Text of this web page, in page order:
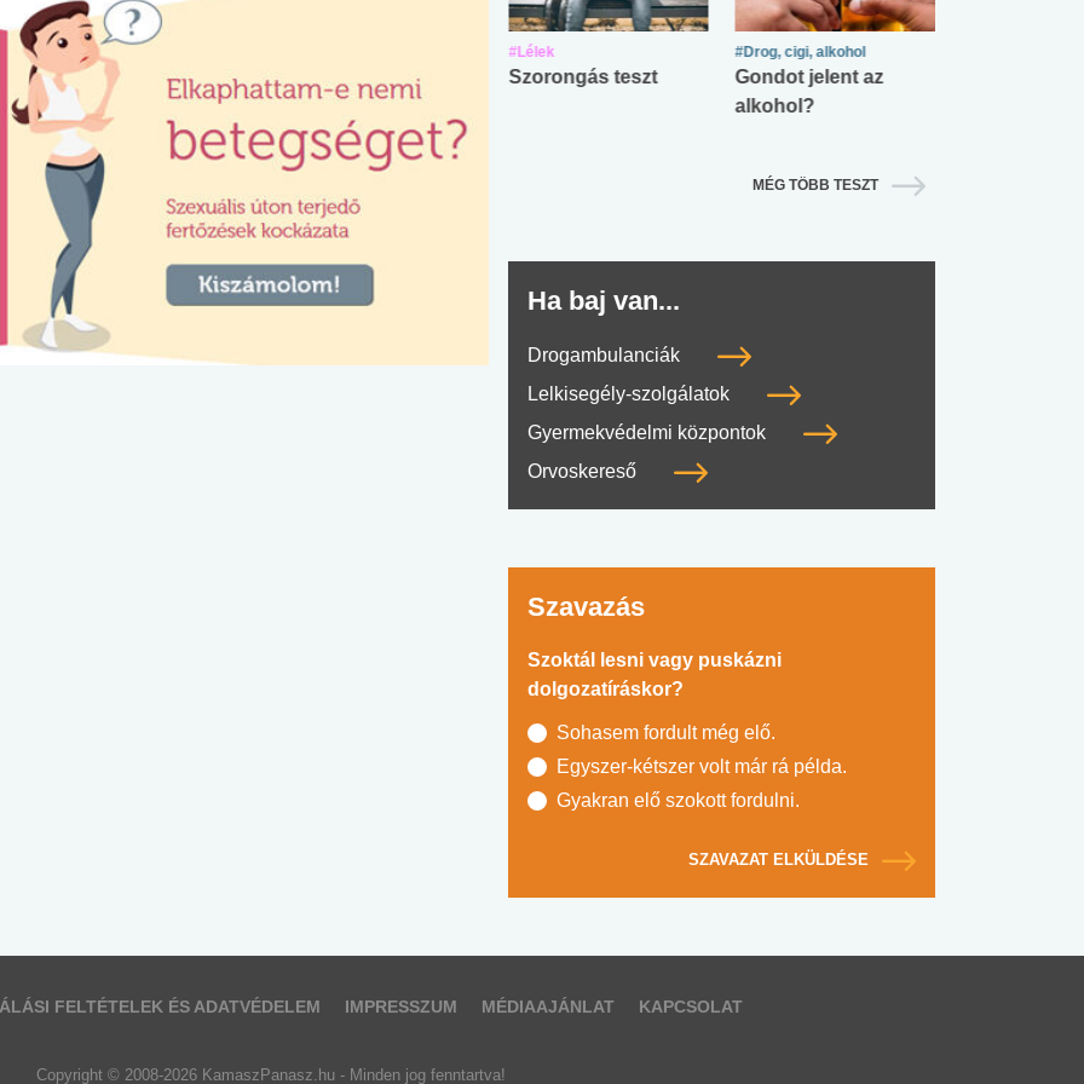
#Suli, munka
Angol középfokú
nyelvvizsga teszt -
No.42
Internet-függőség
teszt
#Lélek
Szorongás teszt
#Drog, cigi, alkohol
Gondot jelent az
alkohol?
MÉG TÖBB TESZT
Ha baj van...
Drogambulanciák
Lelkisegély-szolgálatok
Gyermekvédelmi központok
Orvoskereső
Szavazás
Szoktál lesni vagy puskázni
dolgozatíráskor?
Sohasem fordult még elő.
Egyszer-kétszer volt már rá példa.
Gyakran elő szokott fordulni.
SZAVAZAT ELKÜLDÉSE
FELTÉTELEK ÉS ADATVÉDELEM IMPRESSZUM MÉDIAAJÁNLAT KAPCSOLAT
Copyright © 2008-2026 KamaszPanasz.hu - Minden jog fenntartva!